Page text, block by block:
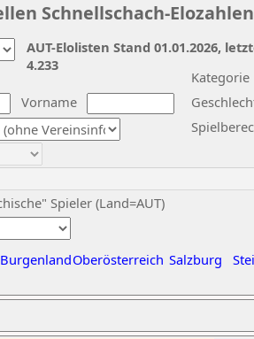
Schnellschach-Elozahlen
Vorname
Kategorie
Spieler (Land=AUT)
BurgenlandOberösterreich Salzburg
AUT-Elolisten Stand 01.01.2026,
4.233